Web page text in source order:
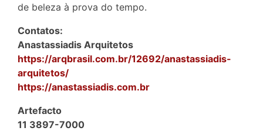
de beleza à prova do tempo.
Contatos:
Anastassiadis Arquitetos
https://arqbrasil.com.br/12692/anastassiadis-
arquitetos/
https://anastassiadis.com.br
Artefacto
11 3897-7000